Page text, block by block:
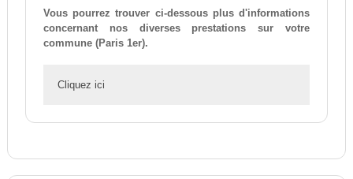
Vous pourrez trouver ci-dessous plus d'informations
concernant nos diverses prestations sur votre
commune (Paris 1er).
Cliquez ici